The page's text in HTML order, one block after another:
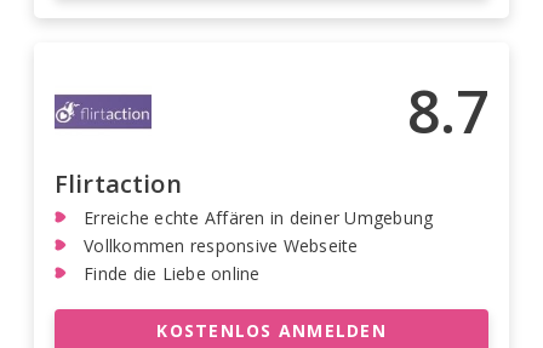
8.7
Flirtaction
Erreiche echte Affären in deiner Umgebung
Vollkommen responsive Webseite
Finde die Liebe online
KOSTENLOS ANMELDEN